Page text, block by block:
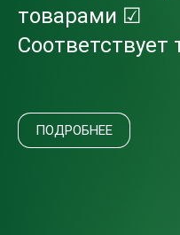
товарами ☑
Соответствует
ПОДРОБНЕЕ